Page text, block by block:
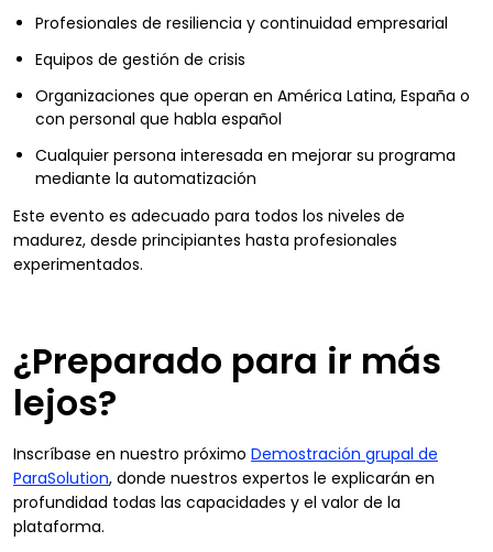
Profesionales de resiliencia y continuidad empresarial
Equipos de gestión de crisis
Organizaciones que operan en América Latina, España o
con personal que habla español
Cualquier persona interesada en mejorar su programa
mediante la automatización
Este evento es adecuado para todos los niveles de
madurez, desde principiantes hasta profesionales
experimentados.
¿Preparado para ir más
lejos?
Inscríbase en nuestro próximo Demostración grupal de
ParaSolution, donde nuestros expertos le explicarán en
profundidad todas las capacidades y el valor de la
plataforma.